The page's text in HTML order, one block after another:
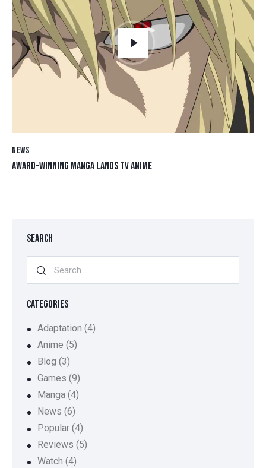
NEWS
AWARD-WINNING MANGA LANDS TV ANIME
SEARCH
CATEGORIES
Adaptation (4)
Anime (5)
Blog (3)
Games (9)
Manga (4)
News (6)
Popular (4)
Reviews (5)
Watch (4)